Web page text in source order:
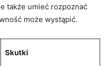
także ​umieć rozpoznać
może wystąpić.
Skutki